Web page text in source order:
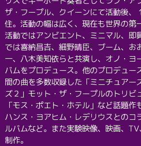
ザ・フープル、クイーンにて活動後
住。活動の幅は広く、現在も世界の第
活動ではアンビエント、ミニマル、即
では喜納昌吉、細野晴臣、ブーム、お
一、八木美知依らと共演し、オノ・ヨ
バムをプロデュース。他のプロデュー
間の曲を多数収録した「ミニチュアー
ズ２」モット・ザ・フープルのトリビ
「モス・ポエト・ホテル」など話題作
ハンス・ヨアヒム・レデリウスとのコ
ルバムなど。また実験映像、映画、
制作。